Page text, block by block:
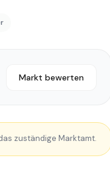
Markt bewerten
zuständige Marktamt.